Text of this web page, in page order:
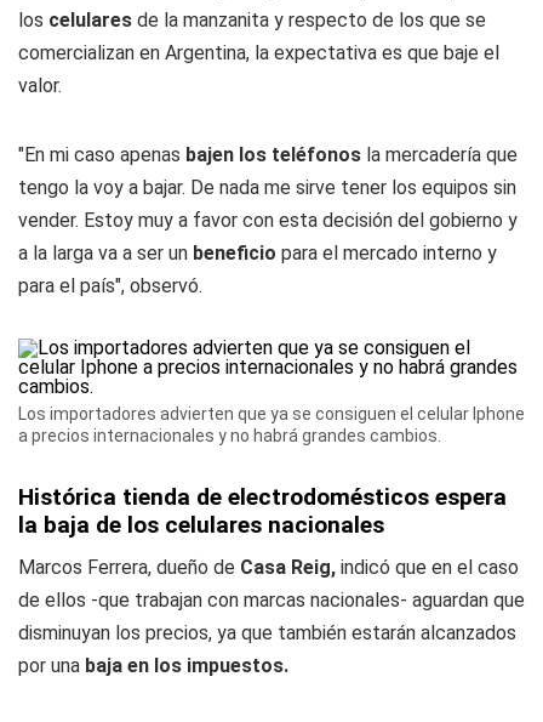
los celulares de la manzanita y respecto de los que se
comercializan en Argentina, la expectativa es que baje el
valor.
"En mi caso apenas bajen los teléfonos la mercadería que
tengo la voy a bajar. De nada me sirve tener los equipos sin
vender. Estoy muy a favor con esta decisión del gobierno y
a la larga va a ser un beneficio para el mercado interno y
para el país", observó.
Los importadores advierten que ya se consiguen el celular Iphone
a precios internacionales y no habrá grandes cambios.
Histórica tienda de electrodomésticos espera
la baja de los celulares nacionales
Marcos Ferrera, dueño de Casa Reig, indicó que en el caso
de ellos -que trabajan con marcas nacionales- aguardan que
disminuyan los precios, ya que también estarán alcanzados
por una baja en los impuestos.